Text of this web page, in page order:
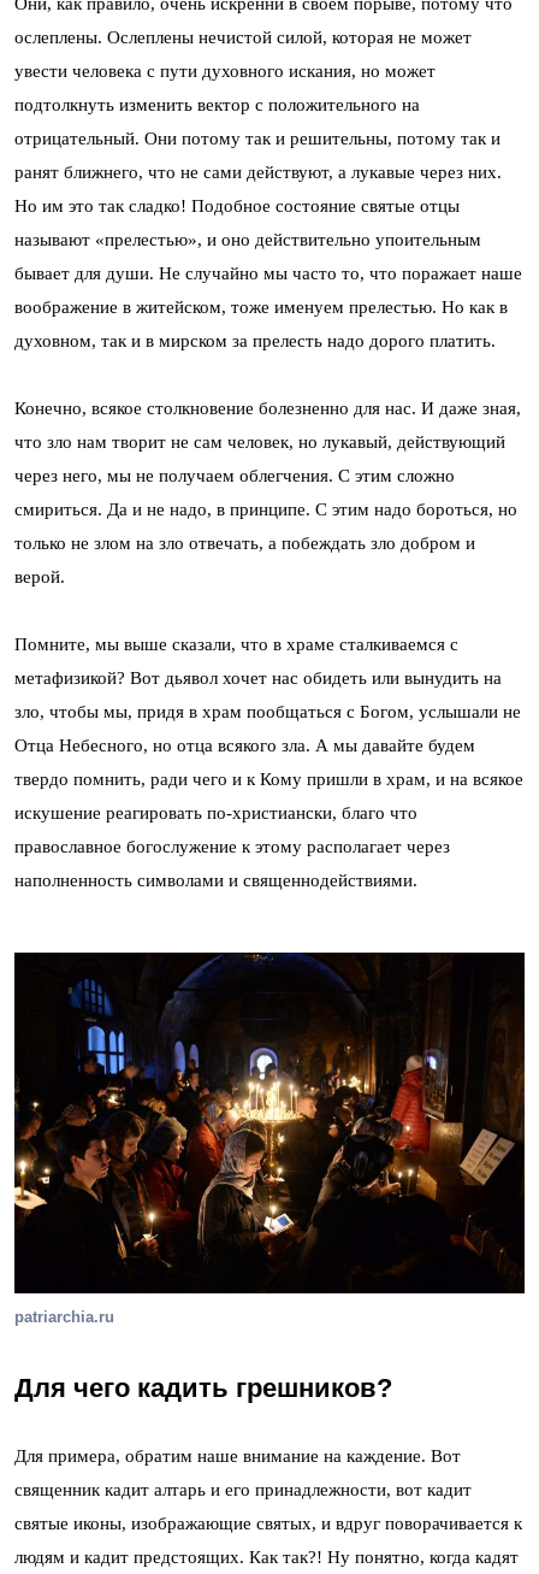
ослеплены. Ослеплены нечистой силой, которая не может
увести человека с пути духовного искания, но может
подтолкнуть изменить вектор с положительного на
отрицательный. Они потому так и решительны, потому так и
ранят ближнего, что не сами действуют, а лукавые через них.
Но им это так сладко! Подобное состояние святые отцы
называют «прелестью», и оно действительно упоительным
бывает для души. Не случайно мы часто то, что поражает наше
воображение в житейском, тоже именуем прелестью. Но как в
духовном, так и в мирском за прелесть надо дорого платить.
Конечно, всякое столкновение болезненно для нас. И даже зная,
что зло нам творит не сам человек, но лукавый, действующий
через него, мы не получаем облегчения. С этим сложно
смириться. Да и не надо, в принципе. С этим надо бороться, но
только не злом на зло отвечать, а побеждать зло добром и
верой.
Помните, мы выше сказали, что в храме сталкиваемся с
метафизикой? Вот дьявол хочет нас обидеть или вынудить на
зло, чтобы мы, придя в храм пообщаться с Богом, услышали не
Отца Небесного, но отца всякого зла. А мы давайте будем
твердо помнить, ради чего и к Кому пришли в храм, и на всякое
искушение реагировать по-христиански, благо что
православное богослужение к этому располагает через
наполненность символами и священнодействиями.
patriarchia.ru
Для чего кадить грешников?
Для примера, обратим наше внимание на каждение. Вот
священник кадит алтарь и его принадлежности, вот кадит
святые иконы, изображающие святых, и вдруг поворачивается к
людям и кадит предстоящих. Как так?! Ну понятно, когда кадят